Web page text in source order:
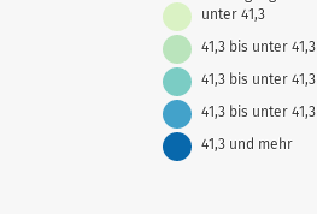
unter 41,3
41,3 bis unter 41,3
41,3 bis unter 41,3
41,3 bis unter 41,3
41,3 und mehr